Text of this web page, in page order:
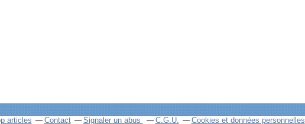
articles Contact Signaler un abus C.G.U. Cookies et données personnelles